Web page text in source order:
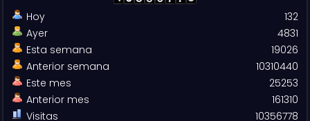
Hoy
Ayer
Esta semana
Anterior semana
Este mes
Anterior mes
Visitas
132
4831
19026
10310440
25253
161310
10356778